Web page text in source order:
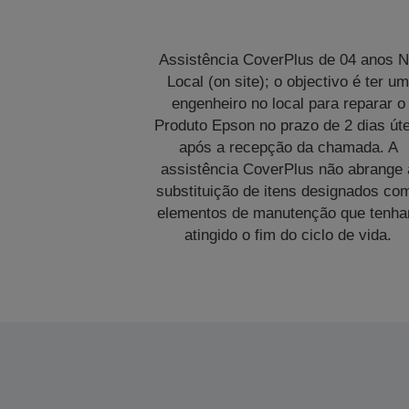
Assistência CoverPlus de 04 anos
Local (on site); o objectivo é ter um
engenheiro no local para reparar o
Produto Epson no prazo de 2 dias
após a recepção da chamada. A
assistência CoverPlus não abrange
substituição de itens designados
elementos de manutenção que
atingido o fim do ciclo de vida.